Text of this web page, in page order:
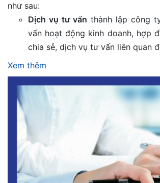
như sau:
Dịch vụ tư vấn thành lập công
vấn hoạt động kinh doanh, hợp
chia sẻ, dịch vụ tư vấn liên quan
Xem thêm